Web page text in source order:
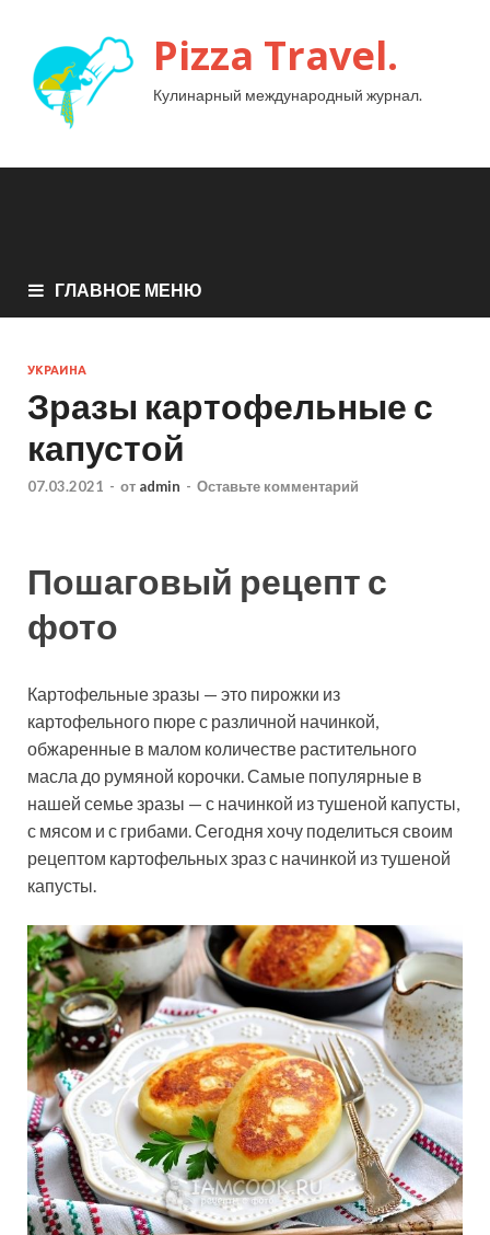
Pizza Travel.
Кулинарный международный журнал.
ГЛАВНОЕ МЕНЮ
УКРАИНА
Зразы картофельные с
капустой
07.03.2021 - от admin - Оставьте комментарий
Пошаговый рецепт с
фото
Картофельные зразы — это пирожки из
картофельного пюре с различной начинкой,
обжаренные в малом количестве растительного
масла до румяной корочки. Самые популярные в
нашей семье зразы — с начинкой из тушеной капусты,
с мясом и с грибами. Сегодня хочу поделиться своим
рецептом картофельных зраз с начинкой из тушеной
капусты.